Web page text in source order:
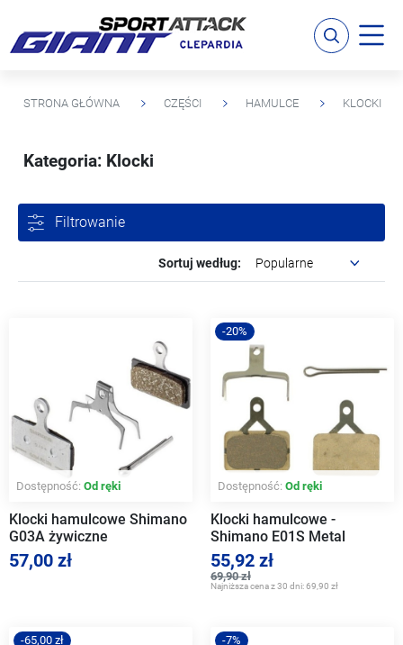
STRONA GŁÓWNA CZĘŚCI HAMULCE KLOCKI
Kategoria: Klocki
Filtrowanie
Sortuj według:
Dostępność: Od ręki
Klocki hamulcowe Shimano
G03A żywiczne
57,00 zł
Dostępność: Od ręki
-20%
Klocki hamulcowe -
Shimano E01S Metal
55,92 zł
69,90 zł
Najniższa cena z 30 dni:69,90 zł
-65,00 zł -7%